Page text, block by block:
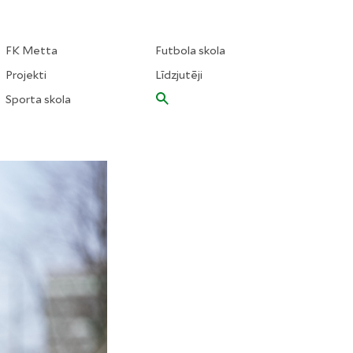
FK Metta
Projekti
Sporta skola
Futbola skola
Līdzjutēji